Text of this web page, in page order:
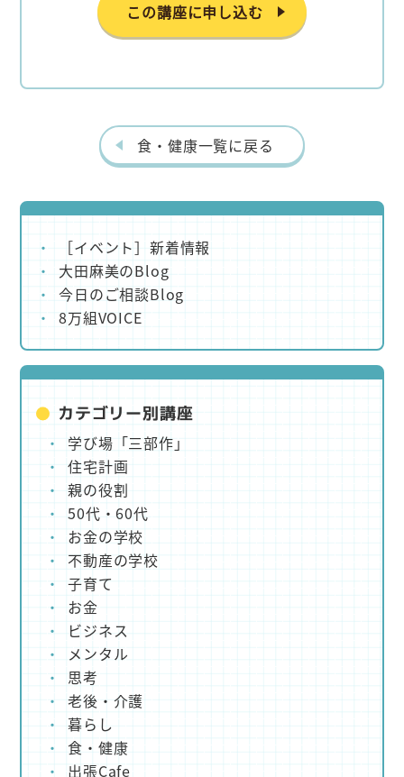
この講座に申し込む
食・健康一覧に戻る
［イベント］新着情報
大田麻美のBlog
今日のご相談Blog
8万組VOICE
カテゴリー別講座
学び場「三部作」
住宅計画
親の役割
50代・60代
お金の学校
不動産の学校
子育て
お金
ビジネス
メンタル
思考
老後・介護
暮らし
食・健康
出張Cafe